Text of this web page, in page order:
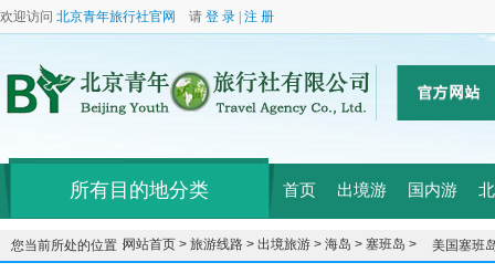
欢迎访问 北京青年旅行社官网 请 登 录 注 册
所有目的地分类 首页 出境游 国内游
您当前所处的位置：网站首页 > 旅游线路 > 出境旅游 > 海岛 > 塞班岛 > 美国塞班